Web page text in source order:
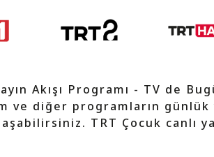
Akışı Programı - TV de
ve diğer programların günlük
TRT Çocuk canlı